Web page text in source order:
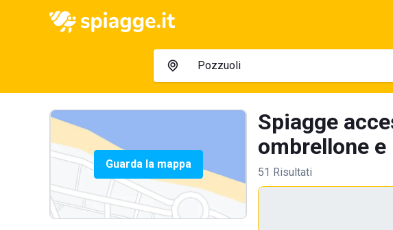
Guarda la mappa
Spiagge
ombrellone
51 Risultati